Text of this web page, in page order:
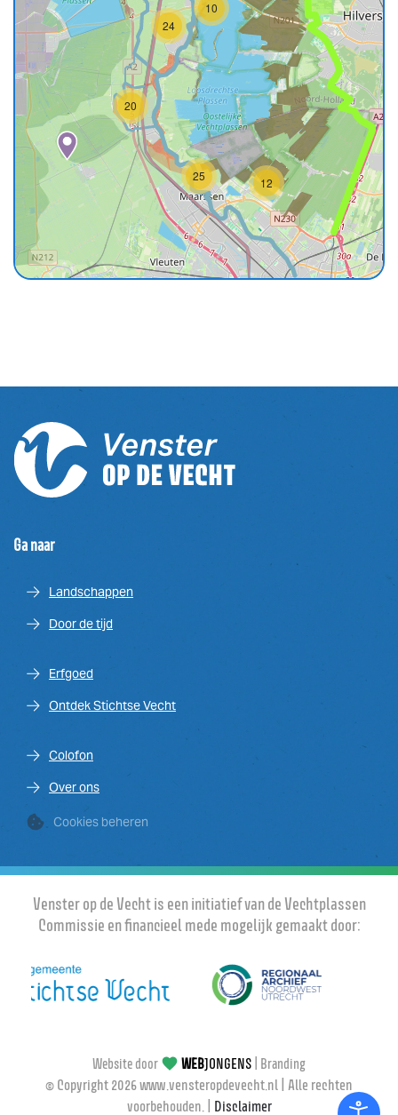
12
25
10
24
20
Ga naar
Landschappen
Door de tijd
Erfgoed
Ontdek Stichtse Vecht
Colofon
Over ons
Cookies beheren
Venster op de Vecht is een initiatief van de Vechtplassen
Commissie en financieel mede mogelijk gemaakt door:
Website door WEBJONGENS Brandin
© Copyright 2026www.vensteropdevecht.nl | Alle rechten
voorbehouden. | Disclaimer